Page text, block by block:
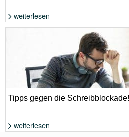
Foto: Shutterstock von Ekaterina Glazkova
weiterlesen
Tipps gegen die Schreibblockade!
weiterlesen